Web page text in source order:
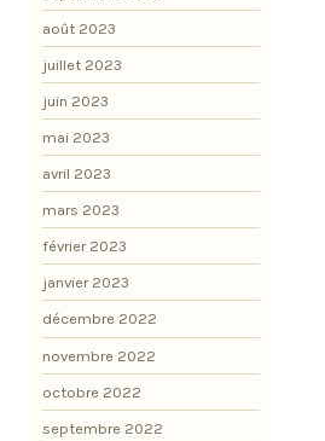
août 2023
juillet 2023
juin 2023
mai 2023
avril 2023
mars 2023
février 2023
janvier 2023
décembre 2022
novembre 2022
octobre 2022
septembre 2022